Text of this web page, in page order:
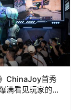
ChinaJoy首秀
满看见玩家的真